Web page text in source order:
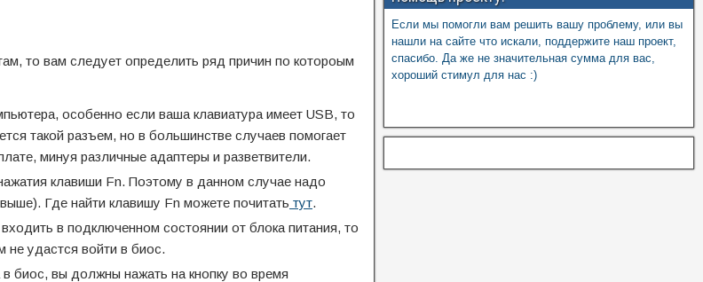
то вам следует определить ряд причин по котороым
особенно если ваша клавиатура имеет USB, то
такой разъем, но в большинстве случаев помогает
минуя различные адаптеры и разветвители.
клавиши Fn. Поэтому в данном случае надо
Где найти клавишу Fn можете почитать тут.
в подключенном состоянии от блока питания, то
не удастся войти в биос.
биос, вы должны нажать на кнопку во время
Если мы помогли вам решить вашу проблему, или вы
нашли на сайте что искали, поддержите наш проект,
спасибо. Да же не значительная сумма для вас,
хороший стимул для нас :)